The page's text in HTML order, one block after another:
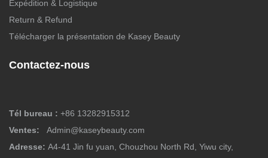
Expédition & Logistique
Return & Refund
Télécharger la présentation de Kasey Beauty
Contactez-nous
Tél bureau : +86 13282915312
Ventes:
Admin@kaseybeauty.com
Adresse: A4-41 Jin fu yuan, Chouzhou North Rd, Yiwu city,